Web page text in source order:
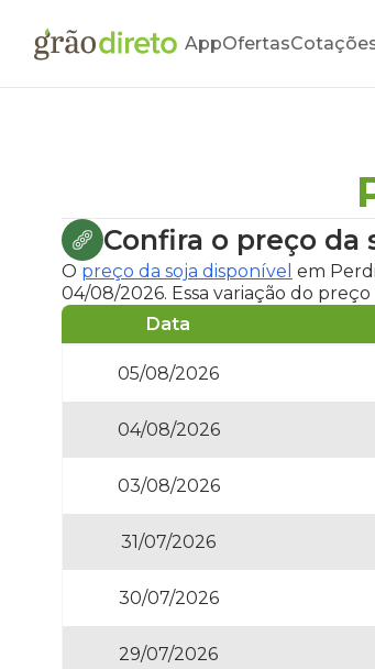
AppOfertas
Confira o preço da
O preço da soja disponível em
04/08/2026. Essa variação do
Data
05/08/2026
04/08/2026
03/08/2026
31/07/2026
30/07/2026
29/07/2026